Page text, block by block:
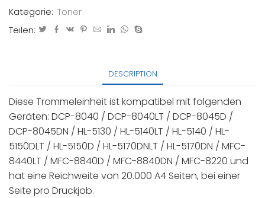
Kategorie: Toner
Teilen:
DESCRIPTION
Diese Trommeleinheit ist kompatibel mit folgenden
Geräten: DCP-8040 / DCP-8040LT / DCP-8045D /
DCP-8045DN / HL-5130 / HL-5140LT / HL-5140 / HL-
5150DLT / HL-5150D / HL-5170DNLT / HL-5170DN / MFC-
8440LT / MFC-8840D / MFC-8840DN / MFC-8220 und
hat eine Reichweite von 20.000 A4 Seiten, bei einer
Seite pro Druckjob.